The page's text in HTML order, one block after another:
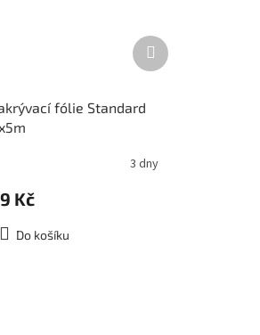
fólie Standard
3 dny
Kč
Do košíku
Další
produkt